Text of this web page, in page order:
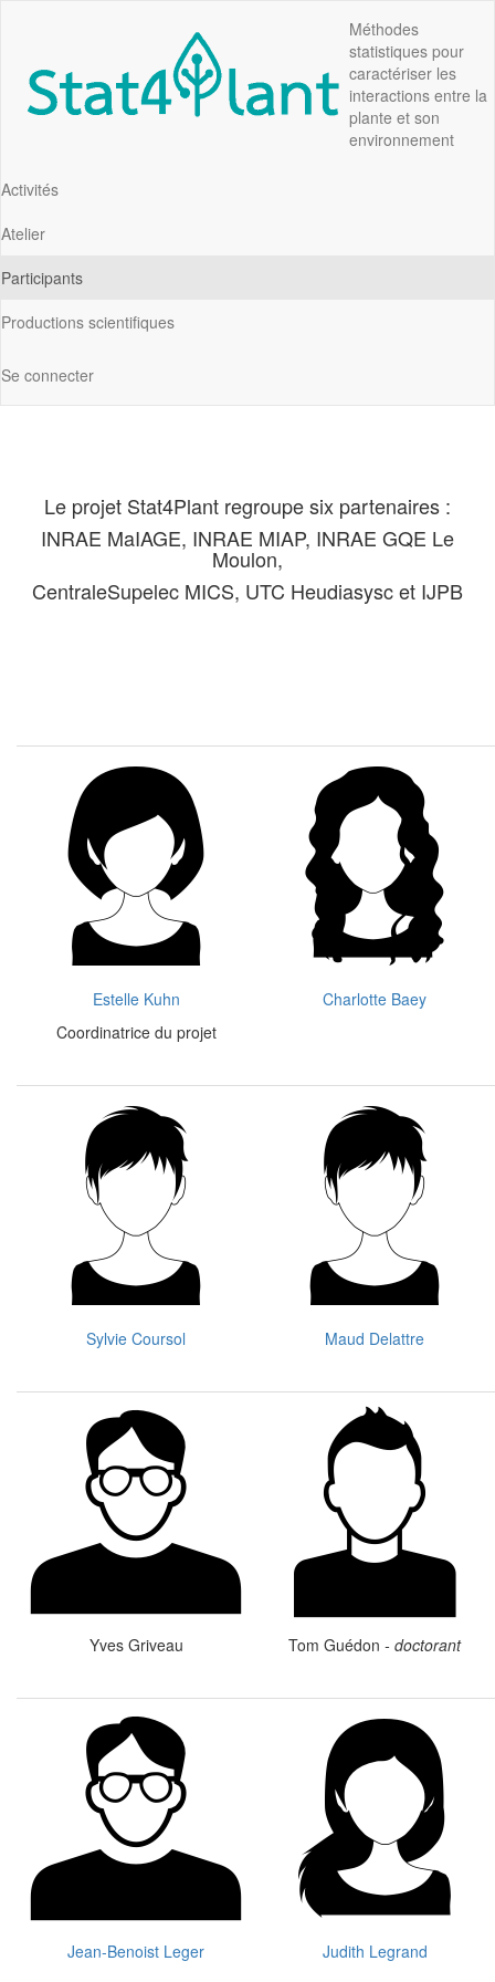
principal
Méthodes
statistiques pour
caractériser les
interactions entre la
plante et son
environnement
Main
navigation
Activités
Atelier
Participants
Productions scientifiques
User
Se connecter
Le projet Stat4Plant regroupe six partenaires :
INRAE MaIAGE, INRAE MIAP, INRAE GQE Le
Moulon,
CentraleSupelec MICS, UTC Heudiasysc et IJPB
Estelle Kuhn
Coordinatrice du projet
Charlotte Baey
Sylvie Coursol Maud Delattre
Yves Griveau Tom Guédon - doctorant
Jean-Benoist Leger Judith Legrand